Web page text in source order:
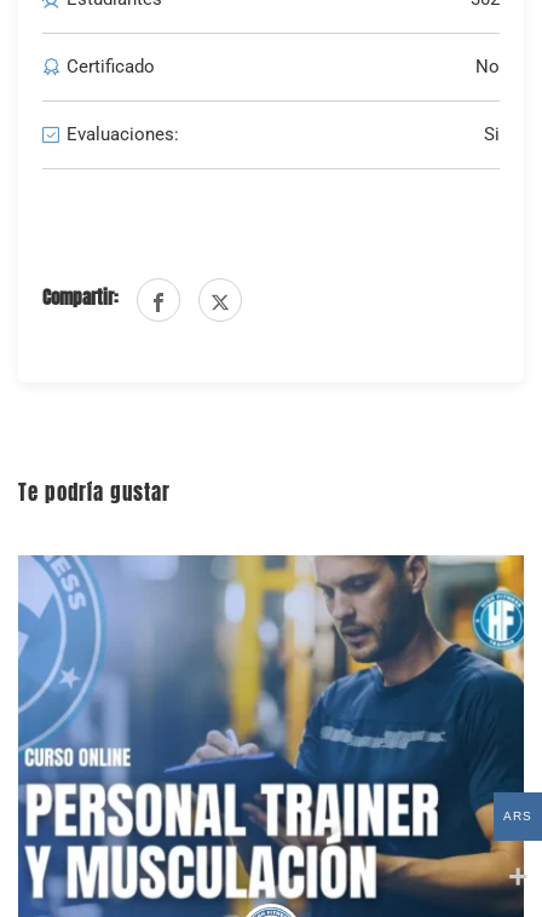
Certificado No
Evaluaciones: Si
Compartir:
Te podría gustar
ARS